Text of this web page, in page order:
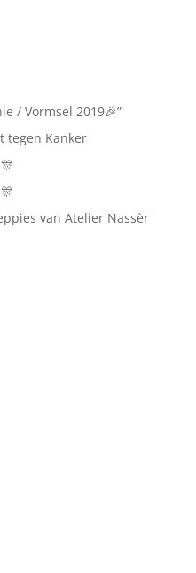
/ Vormsel 2019🎉”
tegen Kanker
van Atelier Nassèr